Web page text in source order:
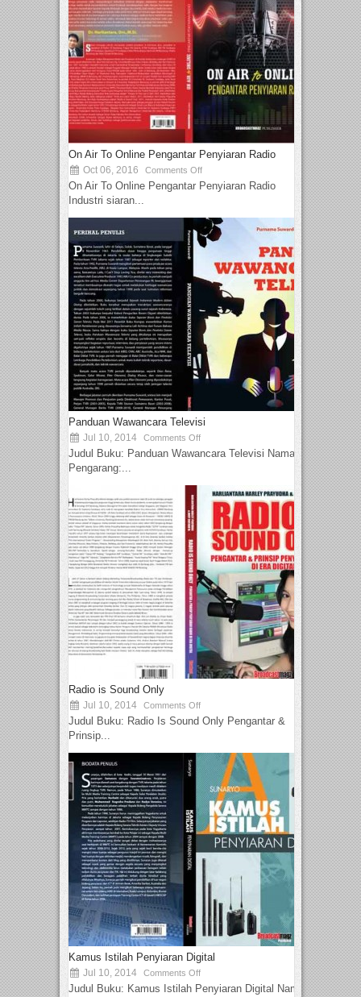
On Air To Online Pengantar Penyiaran Radio
Oct 06, 2016 Comments Off
On Air To Online Pengantar Penyiaran Radio
Industri siaran...
Panduan Wawancara Televisi
Jul 10, 2014 Comments Off
Judul Buku: Panduan Wawancara Televisi Nama
Pengarang:...
Radio is Sound Only
Jul 10, 2014 Comments Off
Judul Buku: Radio Is Sound Only Pengantar &
Prinsip...
Kamus Istilah Penyiaran Digital
Jul 10, 2014 Comments Off
Judul Buku: Kamus Istilah Penyiaran Digital Nama